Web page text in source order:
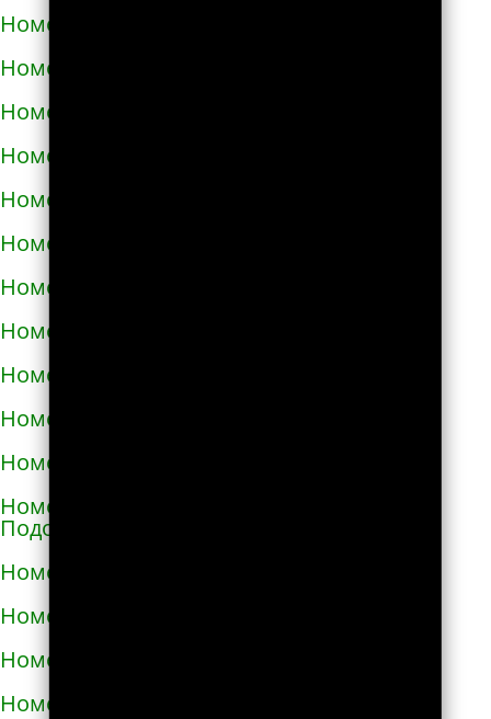
Номера телефонов такси в Лубнах
Номера телефонов такси в Луцке
Номера телефонов такси во Львове
Номера телефонов такси в Люботине
Номера телефонов такси в Малой Виске
Номера телефонов такси в Малине
Номера телефонов такси в Марганце
Номера телефонов такси в Мелитополе
Номера телефонов такси в Мене
Номера телефонов такси в Миргороде
Номера телефонов такси в Мироновке
Номера телефонов такси в Могилёве-
Подольском
Номера телефонов такси в Мукачево
Номера телефонов такси в Надворной
Номера телефонов такси в Нежине
Номера телефонов такси в Немирове